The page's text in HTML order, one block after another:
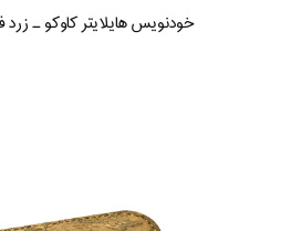
خودنویس هایلایتر کاوکو ـ زرد